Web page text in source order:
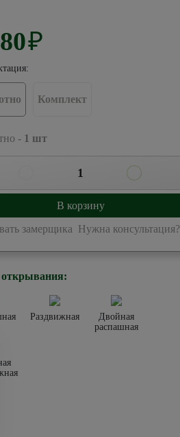
₽
Комплект
- 1 шт
1
В корзину
замерщика Нужна консультация?
Раздвижная
Двойная
распашная